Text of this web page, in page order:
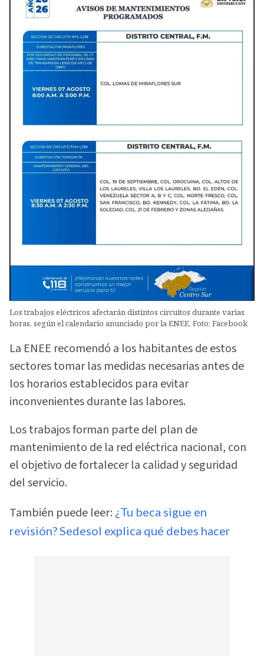
Los trabajos eléctricos afectarán distintos circuitos durante varias
horas, según el calendario anunciado por la ENEE. Foto: Facebook
La ENEE recomendó a los habitantes de estos
sectores tomar las medidas necesarias antes de
los horarios establecidos para evitar
inconvenientes durante las labores.
Los trabajos forman parte del plan de
mantenimiento de la red eléctrica nacional, con
el objetivo de fortalecer la calidad y seguridad
del servicio.
También puede leer: ¿Tu beca sigue en
revisión? Sedesol explica qué debes hacer